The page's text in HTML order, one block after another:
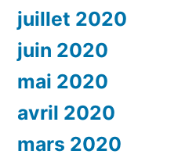
juillet 2020
juin 2020
mai 2020
avril 2020
mars 2020